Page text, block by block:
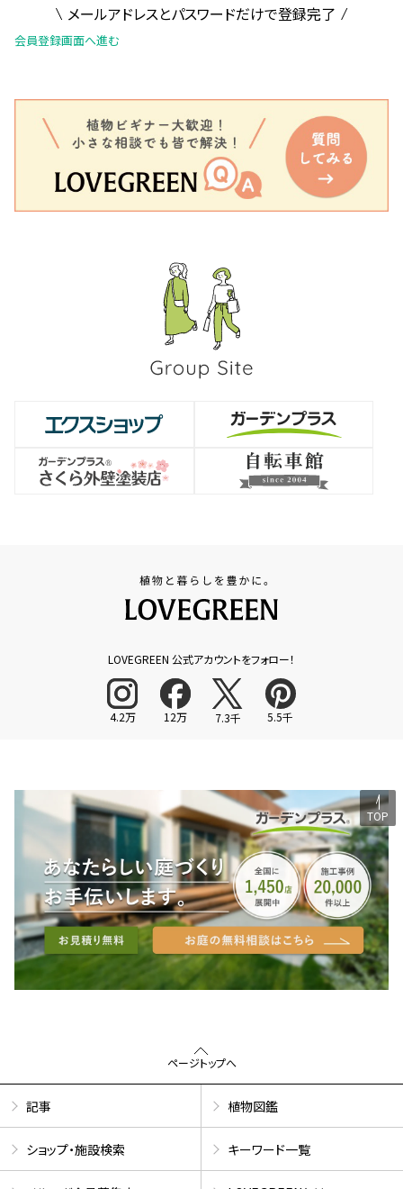
メールアドレスとパスワードだけで登録完了
会員登録画面へ進む
LOVEGREEN 公式アカウントをフォロー！
4.2万 12万 7.3千 5.5千
TOP
ページトップへ
記事 植物図鑑
ショップ・施設検索 キーワード一覧